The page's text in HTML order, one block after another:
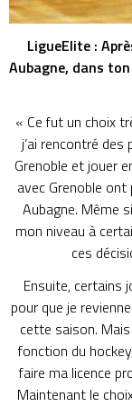
LigueElite :
Aubagne, dans
« Ce fut un choix
j’ai rencontré
Grenoble et jouer
avec Grenoble ont
Aubagne. Même
mon niveau à
ces
Ensuite, certains
pour que je
cette saison.
fonction du
faire ma licence
Maintenant le